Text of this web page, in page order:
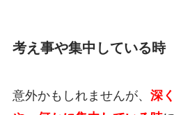
考え事や集中している時
意外かもしれませんが、 深